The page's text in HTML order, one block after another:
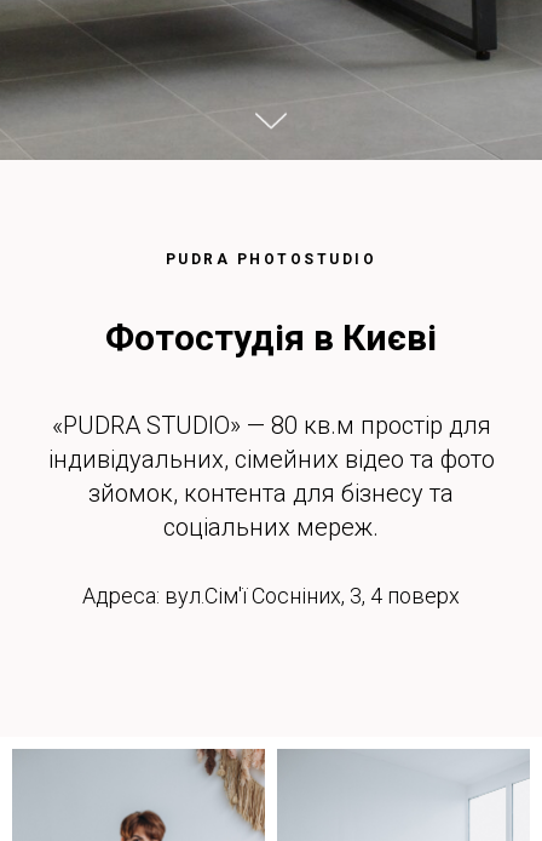
PUDRA PHOTOSTUDIO
Фотостудія в Києві
«PUDRA STUDIO» — 80 кв.м простір для
індивідуальних, сімейних відео та фото
зйомок, контента для бізнесу та
соціальних мереж.
Адреса: вул.Сім'ї Сосніних, 3, 4 поверх